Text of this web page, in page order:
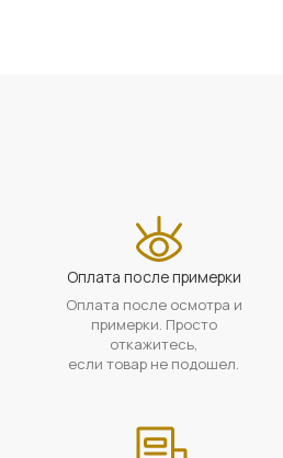
Оплата после примерки
Оплата после осмотра и
примерки. Просто
откажитесь,
если товар не подошел.